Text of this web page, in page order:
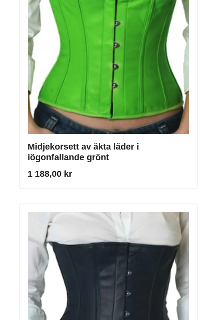
Midjekorsett av äkta läder i
iögonfallande grönt
1 188,00 kr